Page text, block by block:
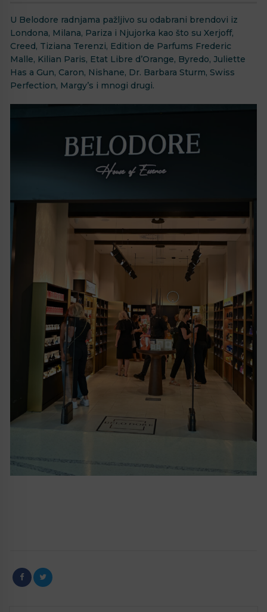
U Belodore radnjama pažljivo su odabrani brendovi iz
Londona, Milana, Pariza i Njujorka kao što su Xerjoff,
Creed, Tiziana Terenzi, Edition de Parfums Frederic
Malle, Kilian Paris, Etat Libre d’Orange, Byredo, Juliette
Has a Gun, Caron, Nishane, Dr. Barbara Sturm, Swiss
Perfection, Margy’s i mnogi drugi.